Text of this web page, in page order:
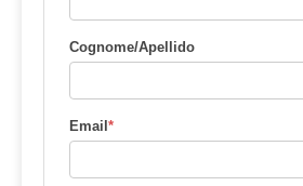
Cognome/Apellido
Email *